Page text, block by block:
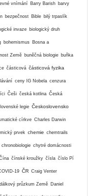
vnímání Barry Barish barvy
bezpečnost Bible bilý trpaslík
invaze biologický druh
bohemismus Bosna a
Země buněčná biologie buňka
částicová částicová fyzika
ceny IG Nobela cenzura
Češi česká kotlina Česká
legie Československo
církve Charles Darwin
prvek chemie chemtrails
chronobiologie chytré domácnosti
čínské kroužky čísla číslo Pí
19 ČR Craig Venter
dálkový průzkum Země Daniel